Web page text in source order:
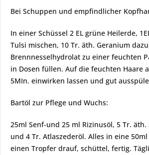
Bei Schuppen und empfindlicher
In einer Schüssel 2 EL grüne Heilerde,
Tulsi mischen, 10 Tr. äth. Geranium
Brennnesselhydrolat zu einer feuchten
in Dosen füllen. Auf die feuchten Haare
5MIn. einwirken lassen und gut
Bartöl zur Pflege und Wuchs:
25ml Senf-und 25 ml Rizinusöl, 5 Tr.
und 4 Tr. Atlaszederöl. Alles in eine
einen Tropfer drauf, schüttel, fertig.